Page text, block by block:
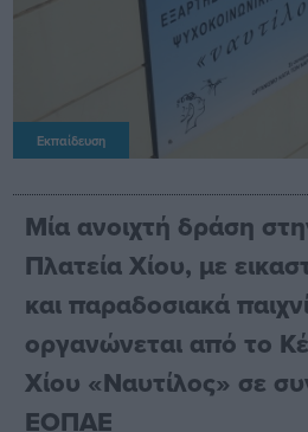
Εκπαίδευση
Μία ανοιχτή δράση
Πλατεία Χίου, με
και παραδοσιακά
οργανώνεται από το
Χίου «Ναυτίλος» σε
ΕΟΠΑΕ